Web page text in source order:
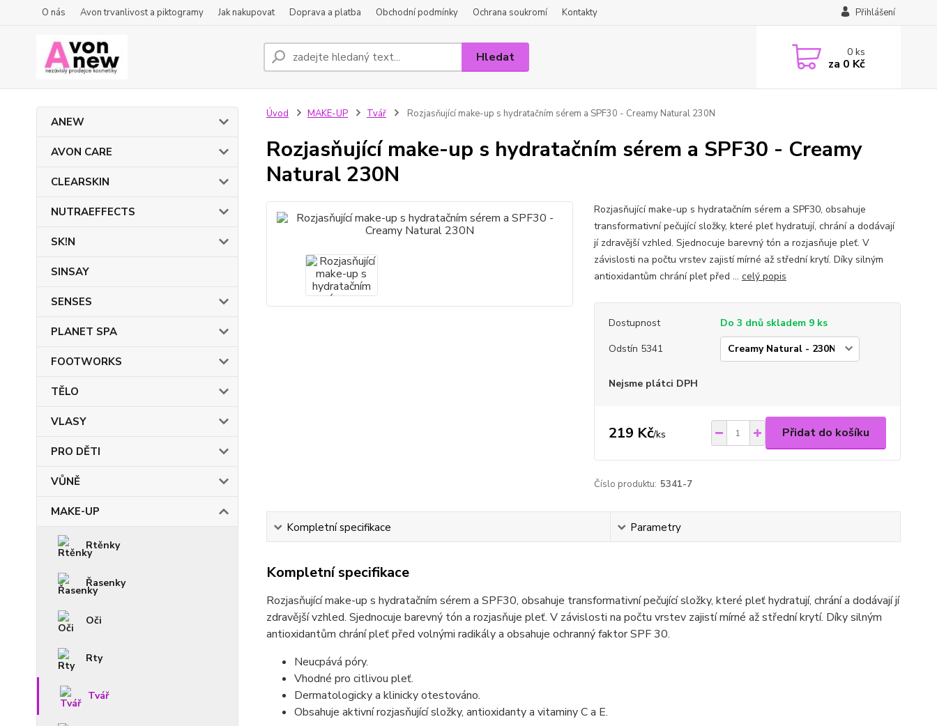
O nás Avon trvanlivost a piktogramy Jak nakupovat Doprava a platba Obchodní podmínky Ochrana soukromí Kontakty Přihlášení
Hledat 0ks
za 0 Kč
ANEW
AVON CARE
CLEARSKIN
NUTRAEFFECTS
SK!N
SINSAY
SENSES
PLANET SPA
FOOTWORKS
TĚLO
VLASY
PRO DĚTI
VŮNĚ
MAKE-UP
Rtěnky
Řasenky
Oči
Rty
Tvář
Úvod MAKE-UP Tvář Rozjasňující make-up s hydratačním sérem a SPF30 - Creamy Natural 230N
Rozjasňující make-up s hydratačním sérem a SPF30 - Creamy
Natural 230N
Rozjasňující make-up s hydratačním sérem a SPF30, obsahuje
transformativní pečující složky, které pleť hydratují, chrání a dodávají
jí zdravější vzhled.​ Sjednocuje barevný tón a rozjasňuje pleť. V
závislosti na počtu vrstev zajistí mírné až střední krytí. Díky silným
antioxidantům chrání pleť před ... celý popis
Dostupnost
Do 3 dnů skladem 9 ks
Odstín 5341
Nejsme plátci DPH
219 Kč/ks Přidat do košíku
Číslo produktu: 5341-7
Kompletní specifikace Parametry
Kompletní specifikace
Rozjasňující make-up s hydratačním sérem a SPF30, obsahuje transformativní pečující složky, které pleť hydratují, chrání a dodávají jí
zdravější vzhled.​ Sjednocuje barevný tón a rozjasňuje pleť. V závislosti na počtu vrstev zajistí mírné až střední krytí. Díky silným
antioxidantům chrání pleť před volnými radikály a obsahuje ochranný faktor SPF 30.​
Neucpává póry.
Vhodné pro citlivou pleť.
Dermatologicky a klinicky otestováno.
Obsahuje aktivní rozjasňující složky, antioxidanty a vitaminy C a E.